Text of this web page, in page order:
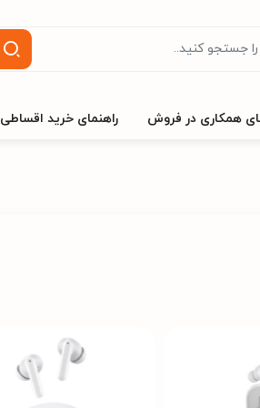
همکاری در فروش راهنمای خرید اقساطی